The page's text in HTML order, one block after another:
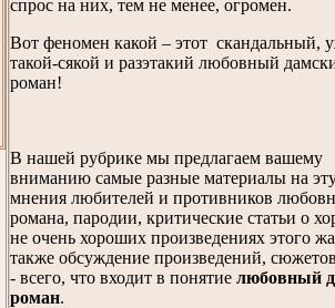
спрос на них, тем не менее, огромен.
Вот феномен какой – этот скандальный,
такой-сякой и разэтакий любовный
роман!
В нашей рубрике мы предлагаем вашему
вниманию самые разные материалы на
мнения любителей и противников
романа, пародии, критические статьи о
не очень хороших произведениях этого
также обсуждение произведений,
- всего, что входит в понятие любовный
роман.